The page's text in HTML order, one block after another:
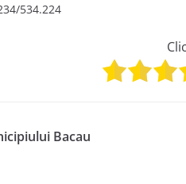
534.224
Bacau